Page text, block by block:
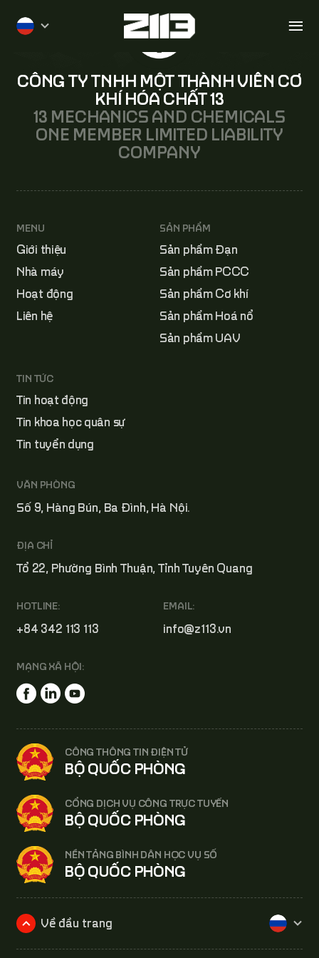
основному
CÔNG TY TNHH MỘT THÀNH VIÊN CƠ
KHÍ HÓA CHẤT 13
13 MECHANICS AND CHEMICALS
ONE MEMBER LIMITED LIABILITY
COMPANY
MENU
Giới thiệu
Nhà máy
Hoạt động
Liên hệ
SẢN PHẨM
Sản phẩm Đạn
Sản phẩm PCCC
Sản phẩm Cơ khí
Sản phẩm Hoá nổ
Sản phẩm UAV
TIN TỨC
Tin hoạt động
Tin khoa học quân sự
Tin tuyển dụng
VĂN PHÒNG
Số 9, Hàng Bún, Ba Đình, Hà Nội.
ĐỊA CHỈ
Tổ 22, Phường Bình Thuận, Tỉnh Tuyên Quang
HOTLINE:
+84 342 113 113
EMAIL:
info@z113.vn
MẠNG XÃ HỘI:
CÔNG THÔNG TIN ĐIỆN TỬ
BỘ QUỐC PHÒNG
CỔNG DỊCH VỤ CÔNG TRỰC TUYẾN
BỘ QUỐC PHÒNG
NỀN TẢNG BÌNH DÂN HỌC VỤ SỐ
BỘ QUỐC PHÒNG